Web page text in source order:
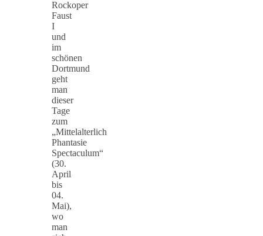
Rockoper
Faust
I
und
im
schönen
Dortmund
geht
man
dieser
Tage
zum
„Mittelalterlich
Phantasie
Spectaculum“
(30.
April
bis
04.
Mai),
wo
man